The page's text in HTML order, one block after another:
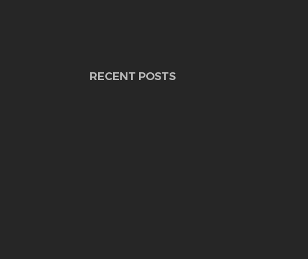
RECENT POSTS